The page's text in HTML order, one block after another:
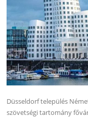
Düsseldorf település
szövetségi tartomány